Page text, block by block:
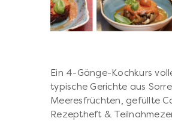
Ein 4-Gänge-Kochkurs
typische Gerichte aus
Meeresfrüchten, gefüllte
Rezeptheft &